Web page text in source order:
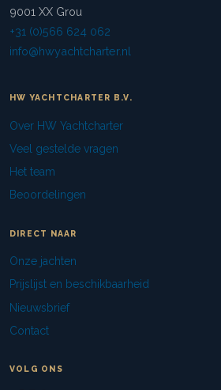
9001 XX Grou
+31 (0)566 624 062
info@hwyachtcharter.nl
HW YACHTCHARTER B.V.
Over HW Yachtcharter
Veel gestelde vragen
Het team
Beoordelingen
DIRECT NAAR
Onze jachten
Prijslijst en beschikbaarheid
Nieuwsbrief
Contact
VOLG ONS